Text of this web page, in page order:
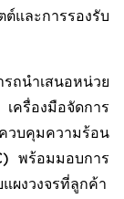
และการรองรับ
ถนำเสนอหน่วย
ครื่องมือจัดการ
คุมความร้อน
พร้อมมอบการ
ผงวงจรที่ลูกค้า